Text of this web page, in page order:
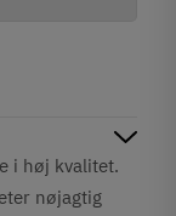
i høj kvalitet.
nøjagtig